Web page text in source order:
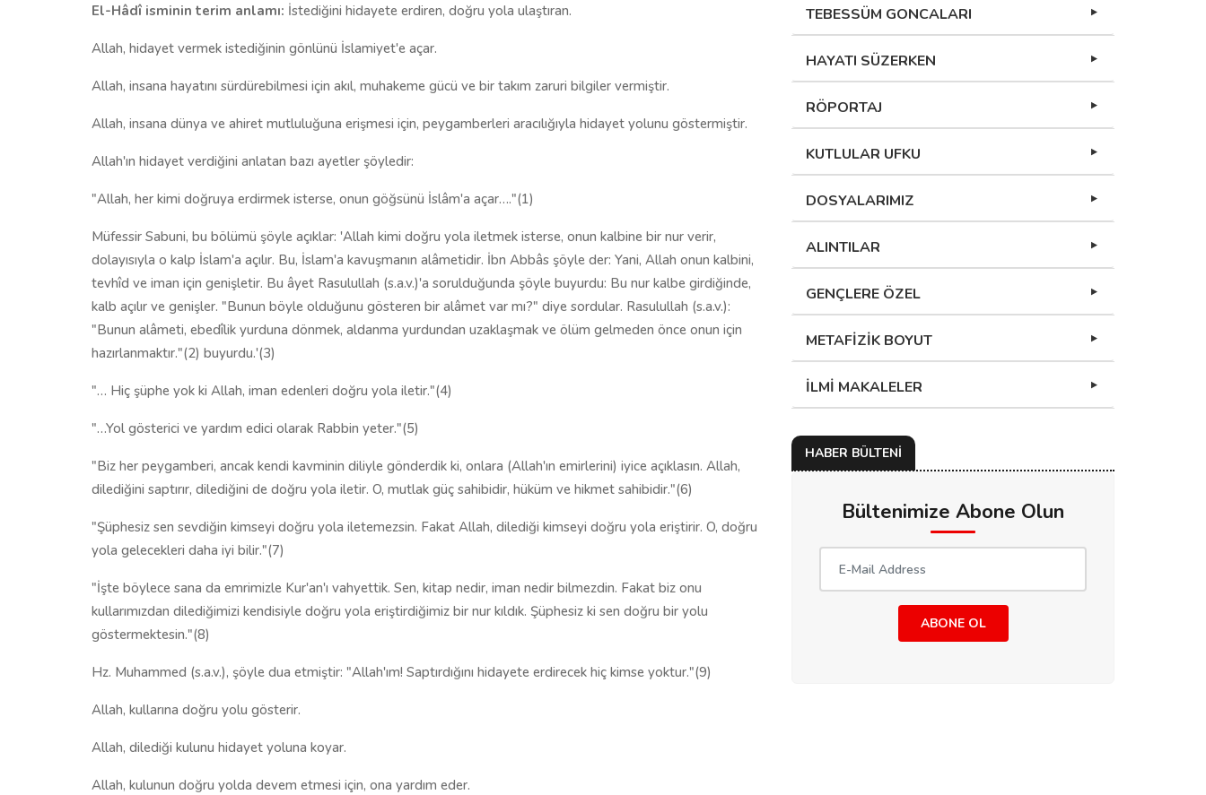
El-Hâdî isminin terim anlamı: İstediğini hidayete erdiren, doğru yola ulaştıran.
Allah, hidayet vermek istediğinin gönlünü İslamiyet'e açar.
Allah, insana hayatını sürdürebilmesi için akıl, muhakeme gücü ve bir takım zaruri bilgiler vermiştir.
Allah, insana dünya ve ahiret mutluluğuna erişmesi için, peygamberleri aracılığıyla hidayet yolunu göstermiştir.
Allah'ın hidayet verdiğini anlatan bazı ayetler şöyledir:
"Allah, her kimi doğruya erdirmek isterse, onun göğsünü İslâm'a açar…."(1)
Müfessir Sabuni, bu bölümü şöyle açıklar: 'Allah kimi doğru yola ilet­mek isterse, onun kalbine bir nur verir,
dolayısıyla o kalp İslam'a açılır. Bu, İslam'a kavuşmanın alâmetidir. İbn Abbâs şöyle der: Yani, Allah onun kal­bini,
tevhîd ve iman için genişletir. Bu âyet Rasulullah (s.a.v.)'a sorul­duğunda şöyle buyurdu: Bu nur kalbe girdiğinde,
kalb açılır ve genişler. "Bunun böyle olduğunu gösteren bir alâmet var mı?" diye sordular. Rasulul­lah (s.a.v.):
"Bunun alâmeti, ebedîlik yurduna dönmek, aldanma yurdundan uzaklaşmak ve ölüm gelmeden önce onun için
hazırlanmaktır."(2) buyurdu.'(3)
"… Hiç şüphe yok ki Allah, iman edenleri doğru yola iletir."(4)
"…Yol gösterici ve yardım edici olarak Rabbin yeter."(5)
"Biz her peygamberi, ancak kendi kavminin diliyle gönderdik ki, onlara (Allah'ın emirlerini) iyice açıklasın. Allah,
dilediğini saptırır, dilediğini de doğru yola iletir. O, mutlak güç sahibidir, hüküm ve hikmet sahibidir."(6)
"Şüphesiz sen sevdiğin kimseyi doğru yola iletemezsin. Fakat Allah, dilediği kimseyi doğru yola eriştirir. O, doğru
yola gelecekleri daha iyi bilir."(7)
"İşte böylece sana da emrimizle Kur'an'ı vahyettik. Sen, kitap nedir, iman nedir bilmezdin. Fakat biz onu
kullarımızdan dilediğimizi kendisiyle doğru yola eriştirdiğimiz bir nur kıldık. Şüphesiz ki sen doğru bir yolu
göstermektesin."(8)
Hz. Muhammed (s.a.v.), şöyle dua etmiştir: "Allah'ım! Saptırdığını hidayete erdirecek hiç kimse yoktur."(9)
Allah, kullarına doğru yolu gösterir.
Allah, dilediği kulunu hidayet yoluna koyar.
Allah, kulunun doğru yolda devem etmesi için, ona yardım eder.
TEBESSÜM GONCALARI
HAYATI SÜZERKEN
RÖPORTAJ
KUTLULAR UFKU
DOSYALARIMIZ
ALINTILAR
GENÇLERE ÖZEL
METAFİZİK BOYUT
İLMİ MAKALELER
HABER BÜLTENİ
Bültenimize Abone Olun
ABONE OL